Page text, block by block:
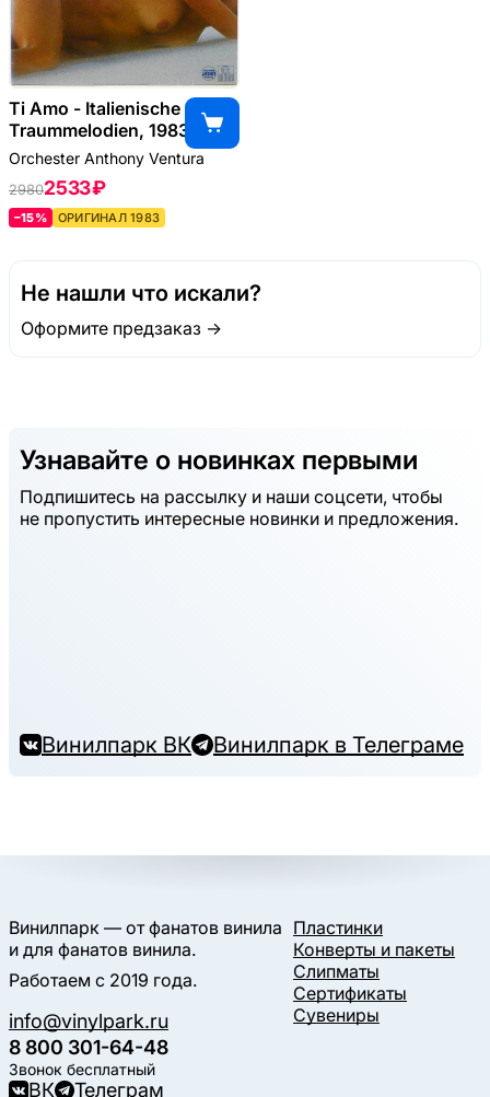
Ti Amo - Italienische
Traummelodien, 1983
Orchester Anthony Ventura
29802533 ₽
–15% ОРИГИНАЛ 1983
Не нашли что искали?
Оформите предзаказ →
Узнавайте о новинках первыми
Подпишитесь на рассылку и наши соцсети, чтобы
не пропустить интересные новинки и предложения.
Винилпарк ВК Винилпарк в Телеграме
Винилпарк — от фанатов винила
и для фанатов винила.
Работаем с 2019 года.
info@vinylpark.ru
8 800 301-64-48
Звонок бесплатный
ВК Телеграм
Пластинки
Конверты и пакеты
Слипматы
Сертификаты
Сувениры